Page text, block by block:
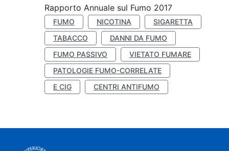
Rapporto Annuale sul Fumo 2017
FUMO NICOTINA
SIGARETTA
TABACCO
DANNI DA FUMO
FUMO PASSIVO
VIETATO FUMARE
PATOLOGIE FUMO-CORRELATE
E CIG
CENTRI ANTIFUMO